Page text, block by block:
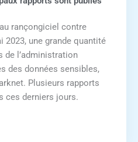
rançongiciel contre
2023, une grande quantité
de l’administration
des données sensibles,
Plusieurs rapports
ces derniers jours.